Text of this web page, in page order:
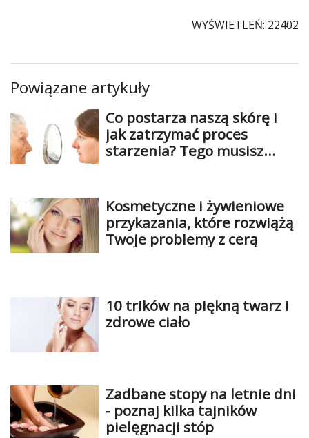
WYŚWIETLEŃ: 22402
Powiązane artykuły
Co postarza naszą skórę i
jak zatrzymać proces
starzenia? Tego musisz
Kosmetyczne i żywieniowe
przykazania, które rozwiążą
Twoje problemy z cerą
10 trików na piękną twarz i
zdrowe ciało
Zadbane stopy na letnie dni
- poznaj kilka tajników
pielęgnacji stóp